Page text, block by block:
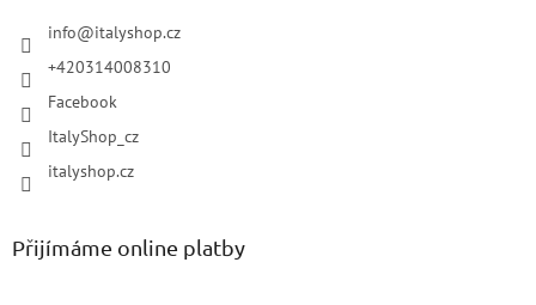
info@italyshop.cz
+420314008310
Facebook
ItalyShop_cz
italyshop.cz
Přijímáme online platby